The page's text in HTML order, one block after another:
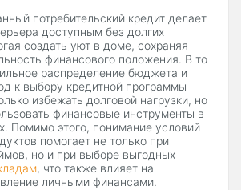
потребительский кредит делает
доступным без долгих
создать уют в доме, сохраняя
финансового положения. В то
распределение бюджета и
к выбору кредитной программы
избежать долговой нагрузки, но
финансовые инструменты в
Помимо этого, понимание условий
помогает не только при
но и при выборе выгодных
, что также влияет на
личными финансами.